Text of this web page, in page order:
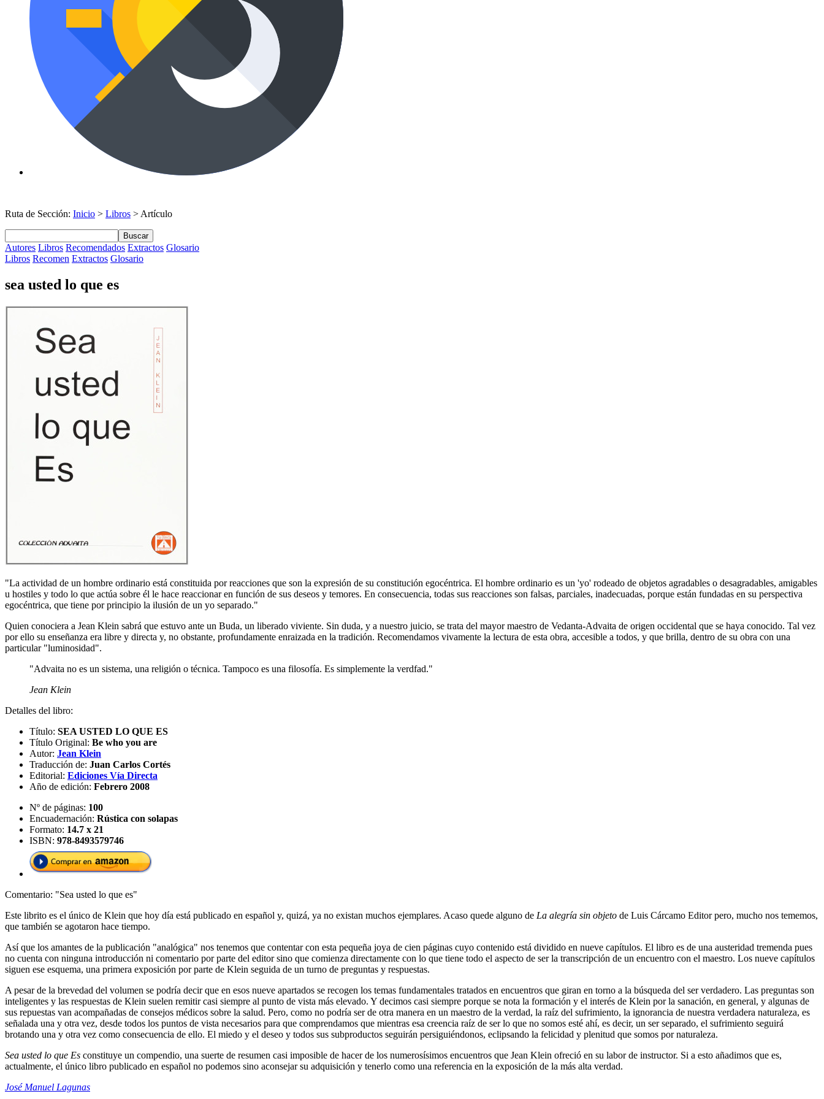
Ruta de Sección: Inicio > Libros > Artículo
Buscar
Autores Libros Recomendados Extractos Glosario
Libros Recomen Extractos Glosario
sea usted lo que es
"La actividad de un hombre ordinario está constituida por reacciones que son la expresión de su constitución egocéntrica. El hombre ordinario es un 'yo' rodeado de objetos agradables o desagradables, amigables
u hostiles y todo lo que actúa sobre él le hace reaccionar en función de sus deseos y temores. En consecuencia, todas sus reacciones son falsas, parciales, inadecuadas, porque están fundadas en su perspectiva
egocéntrica, que tiene por principio la ilusión de un yo separado."
Quien conociera a Jean Klein sabrá que estuvo ante un Buda, un liberado viviente. Sin duda, y a nuestro juicio, se trata del mayor maestro de Vedanta-Advaita de origen occidental que se haya conocido. Tal vez
por ello su enseñanza era libre y directa y, no obstante, profundamente enraizada en la tradición. Recomendamos vivamente la lectura de esta obra, accesible a todos, y que brilla, dentro de su obra con una
particular "luminosidad".
"Advaita no es un sistema, una religión o técnica. Tampoco es una filosofía. Es simplemente la verdfad."
Jean Klein
Detalles del libro:
Título: SEA USTED LO QUE ES
Título Original: Be who you are
Autor: Jean Klein
Traducción de: Juan Carlos Cortés
Editorial: Ediciones Vía Directa
Año de edición: Febrero 2008
Nº de páginas: 100
Encuadernación: Rústica con solapas
Formato: 14.7 x 21
ISBN: 978-8493579746
Comentario: "Sea usted lo que es"
Este librito es el único de Klein que hoy día está publicado en español y, quizá, ya no existan muchos ejemplares. Acaso quede alguno de La alegría sin objeto de Luis Cárcamo Editor pero, mucho nos tememos,
que también se agotaron hace tiempo.
Así que los amantes de la publicación "analógica" nos tenemos que contentar con esta pequeña joya de cien páginas cuyo contenido está dividido en nueve capítulos. El libro es de una austeridad tremenda pues
no cuenta con ninguna introducción ni comentario por parte del editor sino que comienza directamente con lo que tiene todo el aspecto de ser la transcripción de un encuentro con el maestro. Los nueve capítulos
siguen ese esquema, una primera exposición por parte de Klein seguida de un turno de preguntas y respuestas.
A pesar de la brevedad del volumen se podría decir que en esos nueve apartados se recogen los temas fundamentales tratados en encuentros que giran en torno a la búsqueda del ser verdadero. Las preguntas son
inteligentes y las respuestas de Klein suelen remitir casi siempre al punto de vista más elevado. Y decimos casi siempre porque se nota la formación y el interés de Klein por la sanación, en general, y algunas de
sus repuestas van acompañadas de consejos médicos sobre la salud. Pero, como no podría ser de otra manera en un maestro de la verdad, la raíz del sufrimiento, la ignorancia de nuestra verdadera naturaleza, es
señalada una y otra vez, desde todos los puntos de vista necesarios para que comprendamos que mientras esa creencia raíz de ser lo que no somos esté ahí, es decir, un ser separado, el sufrimiento seguirá
brotando una y otra vez como consecuencia de ello. El miedo y el deseo y todos sus subproductos seguirán persiguiéndonos, eclipsando la felicidad y plenitud que somos por naturaleza.
Sea usted lo que Es constituye un compendio, una suerte de resumen casi imposible de hacer de los numerosísimos encuentros que Jean Klein ofreció en su labor de instructor. Si a esto añadimos que es,
actualmente, el único libro publicado en español no podemos sino aconsejar su adquisición y tenerlo como una referencia en la exposición de la más alta verdad.
José Manuel Lagunas